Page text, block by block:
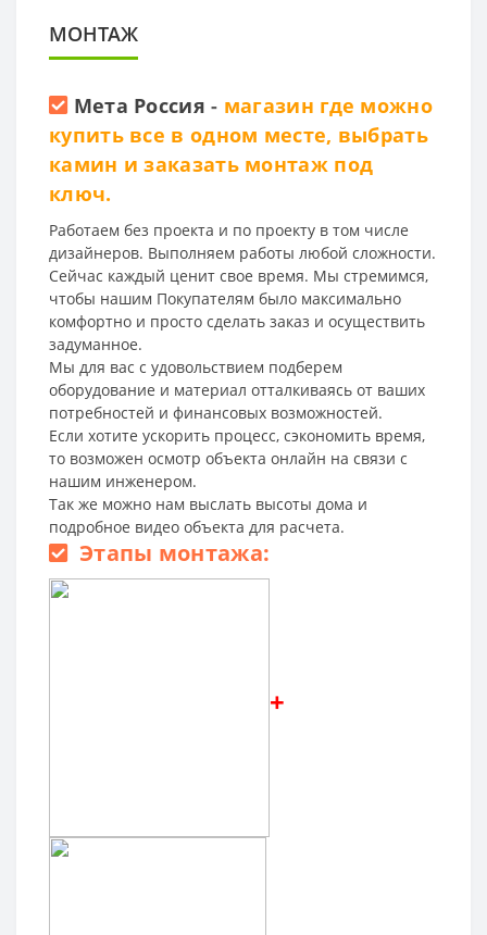
МОНТАЖ
Мета Россия - магазин где можно
купить все в одном месте, выбрать
камин и заказать монтаж под
ключ.
Работаем без проекта и по проекту в том числе
дизайнеров. Выполняем работы любой сложности.
Сейчас каждый ценит свое время. Мы стремимся,
чтобы нашим Покупателям было максимально
комфортно и просто сделать заказ и осуществить
задуманное.
Мы для вас с удовольствием подберем
оборудование и материал отталкиваясь от ваших
потребностей и финансовых возможностей.
Если хотите ускорить процесс, сэкономить время,
то возможен осмотр объекта онлайн на связи с
нашим инженером.
Так же можно нам выслать высоты дома и
подробное видео объекта для расчета.
Этапы монтажа:
+